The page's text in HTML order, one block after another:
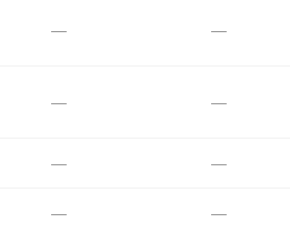
— —
— —
— —
— —